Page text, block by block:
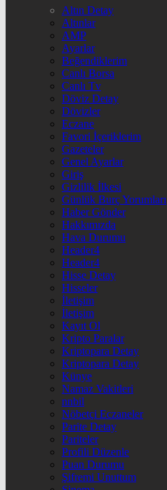
Altın Detay
Altınlar
AMP
Ayarlar
Beğendiklerim
Canlı Borsa
Canlı Tv
Döviz Detay
Dövizler
Eczane
Favori İçeriklerim
Gazeteler
Genel Ayarlar
Giriş
Gizlilik İlkesi
Günlük Burç Yorumları
Haber Gönder
Hakkımızda
Hava Durumu
Header4
Header4
Hisse Detay
Hisseler
İletişim
İletişim
Kayıt Ol
Kripto Paralar
Kriptopara Detay
Kriptopara Detay
Künye
Namaz Vakitleri
nnbil
Nöbetçi Eczaneler
Parite Detay
Pariteler
Profili Düzenle
Puan Durumu
Şifremi Unuttum